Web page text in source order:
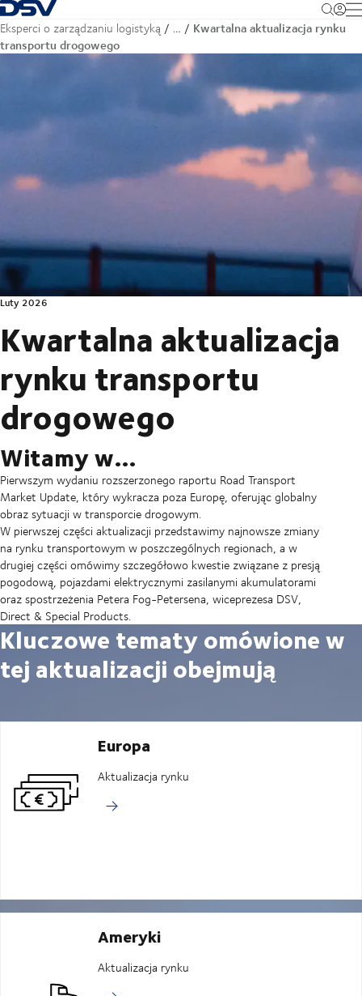
Cofnij do strony głównej
Eksperci o zarządzaniu logistyką …
Kwartalna aktualizacja rynku
transportu drogowego
Luty 2026
Kwartalna aktualizacja
rynku transportu
drogowego
Witamy w…
Pierwszym wydaniu rozszerzonego raportu Road Transport
Market Update, który wykracza poza Europę, oferując globalny
obraz sytuacji w transporcie drogowym.
W pierwszej części aktualizacji przedstawimy najnowsze zmiany
na rynku transportowym w poszczególnych regionach, a w
drugiej części omówimy szczegółowo kwestie związane z presją
pogodową, pojazdami elektrycznymi zasilanymi akumulatorami
oraz spostrzeżenia Petera Fog-Petersena, wiceprezesa DSV,
Direct & Special Products.
Kluczowe tematy omówione w
tej aktualizacji obejmują
Europa
Aktualizacja rynku
Ameryki
Aktualizacja rynku